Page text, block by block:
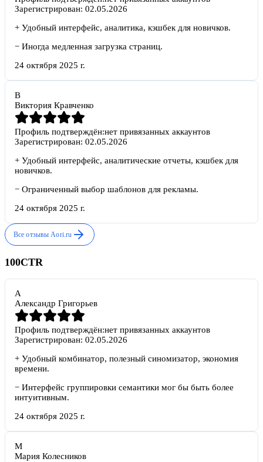
Зарегистрирован: 02.05.2026
+ Удобный интерфейс, аналитика, кэшбек для новичков.
− Иногда медленная загрузка страниц.
24 октября 2025 г.
В
Виктория Кравченко
Профиль подтверждён:нет привязанных аккаунтов
Зарегистрирован: 02.05.2026
+ Удобный интерфейс, аналитические отчеты, кэшбек для
новичков.
− Ограниченный выбор шаблонов для рекламы.
24 октября 2025 г.
Все отзывыAori.ru
100CTR
А
Александр Григорьев
Профиль подтверждён:нет привязанных аккаунтов
Зарегистрирован: 02.05.2026
+ Удобный комбинатор, полезный синомизатор, экономия
времени.
− Интерфейс группировки семантики мог бы быть более
интуитивным.
24 октября 2025 г.
М
Мария Колесников